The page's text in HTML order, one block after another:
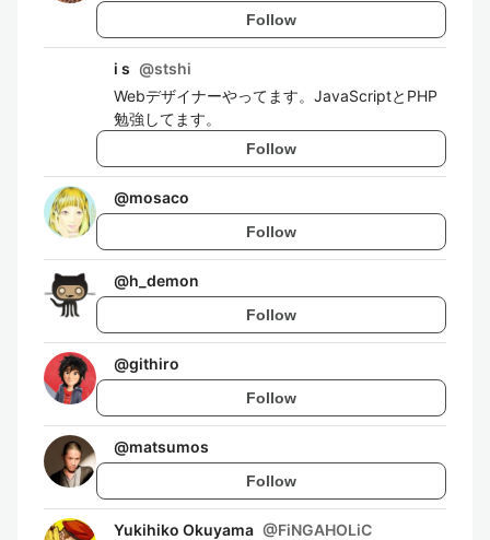
Follow
i s @stshi
Webデザイナーやってます。JavaScriptとPHP
勉強してます。
Follow
@mosaco
Follow
@h_demon
Follow
@githiro
Follow
@matsumos
Follow
Yukihiko Okuyama @FiNGAHOLiC